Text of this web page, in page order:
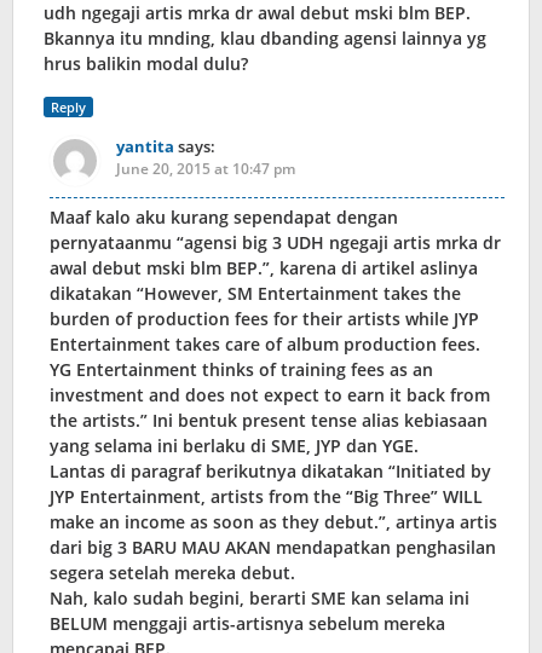
udh ngegaji artis mrka dr awal debut mski blm BEP.
Bkannya itu mnding, klau dbanding agensi lainnya yg
hrus balikin modal dulu?
Reply
yantita says:
June 20, 2015 at 10:47 pm
Maaf kalo aku kurang sependapat dengan
pernyataanmu “agensi big 3 UDH ngegaji artis mrka dr
awal debut mski blm BEP.”, karena di artikel aslinya
dikatakan “However, SM Entertainment takes the
burden of production fees for their artists while JYP
Entertainment takes care of album production fees.
YG Entertainment thinks of training fees as an
investment and does not expect to earn it back from
the artists.” Ini bentuk present tense alias kebiasaan
yang selama ini berlaku di SME, JYP dan YGE.
Lantas di paragraf berikutnya dikatakan “Initiated by
JYP Entertainment, artists from the “Big Three” WILL
make an income as soon as they debut.”, artinya artis
dari big 3 BARU MAU AKAN mendapatkan penghasilan
segera setelah mereka debut.
Nah, kalo sudah begini, berarti SME kan selama ini
BELUM menggaji artis-artisnya sebelum mereka